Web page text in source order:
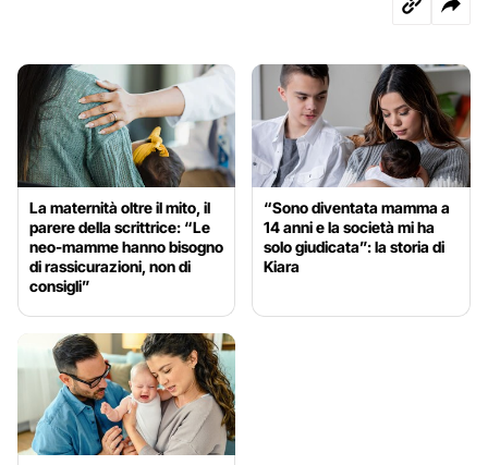
La maternità oltre il mito, il
parere della scrittrice: “Le
neo-mamme hanno bisogno
di rassicurazioni, non di
consigli”
“Sono diventata mamma a
14 anni e la società mi ha
solo giudicata”: la storia di
Kiara